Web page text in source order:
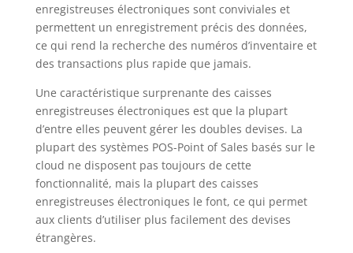
enregistreuses électroniques sont conviviales et
permettent un enregistrement précis des données,
ce qui rend la recherche des numéros d’inventaire et
des transactions plus rapide que jamais.
Une caractéristique surprenante des caisses
enregistreuses électroniques est que la plupart
d’entre elles peuvent gérer les doubles devises. La
plupart des systèmes POS-Point of Sales basés sur le
cloud ne disposent pas toujours de cette
fonctionnalité, mais la plupart des caisses
enregistreuses électroniques le font, ce qui permet
aux clients d’utiliser plus facilement des devises
étrangères.